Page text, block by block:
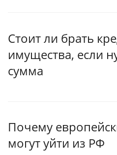
Стоит ли брать
имущества, если
сумма
Почему
могут уйти из РФ